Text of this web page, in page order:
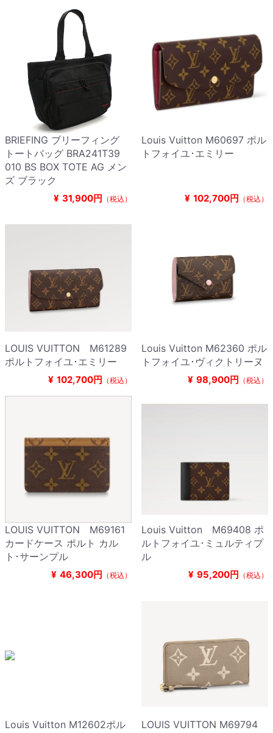
BRIEFING ブリーフィング
トートバッグ BRA241T39
010 BS BOX TOTE AG メン
ズ ブラック
¥ 31,900円 （税込）
Louis Vuitton M60697 ポル
トフォイユ･エミリー
¥ 102,700円 （税込）
LOUIS VUITTON M61289
ポルトフォイユ･エミリー
¥ 102,700円 （税込）
Louis Vuitton M62360 ポル
トフォイユ･ヴィクトリーヌ
¥ 98,900円 （税込）
LOUIS VUITTON M69161
カードケース ポルト カル
ト･サーンプル
¥ 46,300円 （税込）
Louis Vuitton M69408 ポ
ルトフォイユ･ミュルティプ
ル
¥ 95,200円 （税込）
Louis Vuitton M12602ポル
LOUIS VUITTON M69794